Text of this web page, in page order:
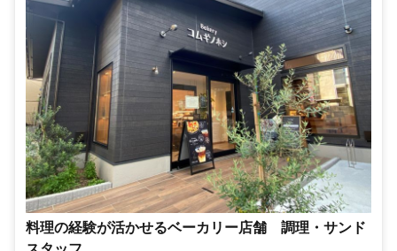
料理の経験が活かせるベーカリー店舗 調理・サンド